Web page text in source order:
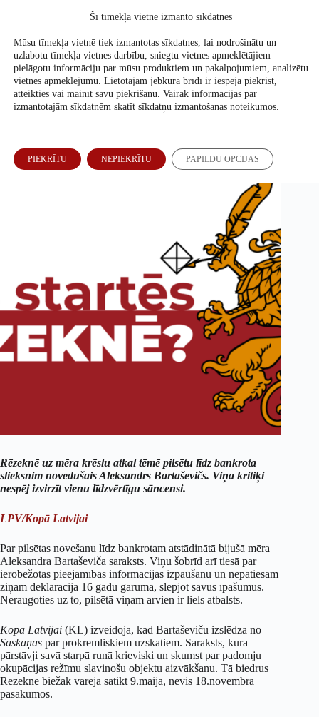
Atbalsti mūs
Kas ir kas Rēzeknes vēlēšanās
Rēzeknē uz mēra krēslu atkal tēmē pilsētu līdz bankrota
slieksnim novedušais Aleksandrs Bartaševičs. Viņa kritiķi
nespēj izvirzīt vienu līdzvērtīgu sāncensi.
LPV/Kopā Latvijai
Par pilsētas novešanu līdz bankrotam atstādinātā bijušā mēra
Aleksandra Bartaševiča saraksts. Viņu šobrīd arī tiesā par
ierobežotas pieejamības informācijas izpaušanu un nepatiesām
ziņām deklarācijā 16 gadu garumā, slēpjot savus īpašumus.
Neraugoties uz to, pilsētā viņam arvien ir liels atbalsts.
Kopā Latvijai (KL) izveidoja, kad Bartaševiču izslēdza no
Saskaņas par prokremliskiem uzskatiem. Saraksts, kura
pārstāvji savā starpā runā krieviski un skumst par padomju
okupācijas režīmu slavinošu objektu aizvākšanu. Tā biedrus
Rēzeknē biežāk varēja satikt 9.maija, nevis 18.novembra
pasākumos.
Šī tīmekļa vietne izmanto sīkdatnes
Mūsu tīmekļa vietnē tiek izmantotas sīkdatnes, lai nodrošinātu un
uzlabotu tīmekļa vietnes darbību, sniegtu vietnes apmeklētājiem
pielāgotu informāciju par mūsu produktiem un pakalpojumiem, analizētu
vietnes apmeklējumu. Lietotājam jebkurā brīdī ir iespēja piekrist,
atteikties vai mainīt savu piekrišanu. Vairāk informācijas par
izmantotajām sīkdatnēm skatīt sīkdatņu izmantošanas noteikumos.
PIEKRĪTU NEPIEKRĪTU PAPILDU OPCIJAS